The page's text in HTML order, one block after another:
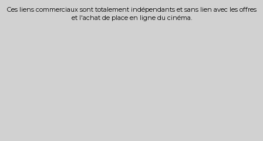
Ces liens commerciaux sont totalement indépendants et sans lien avec les offres
et l'achat de place en ligne du cinéma.